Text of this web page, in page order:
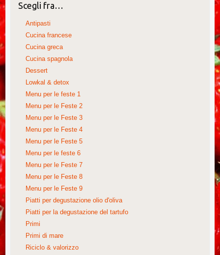
Scegli fra…
Antipasti
Cucina francese
Cucina greca
Cucina spagnola
Dessert
Lowkal & detox
Menu per le feste 1
Menu per le Feste 2
Menu per le Feste 3
Menu per le Feste 4
Menu per le Feste 5
Menu per le feste 6
Menu per le Feste 7
Menu per le Feste 8
Menu per le Feste 9
Piatti per degustazione olio d'oliva
Piatti per la degustazione del tartufo
Primi
Primi di mare
Riciclo & valorizzo